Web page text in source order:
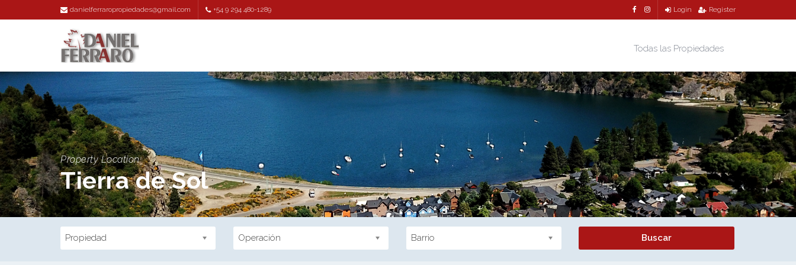
danielferraropropiedades@gmail.com +54 9 294 480-1289 Login Register
Todas las Propiedades
Property Location:
Tierra de Sol
Propiedad Operación Barrio